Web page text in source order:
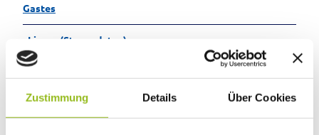
Zustimmung Details Über Cookies
Gastes
Lizenz (Stammdaten)
by AIB-KUR Bad Aibling